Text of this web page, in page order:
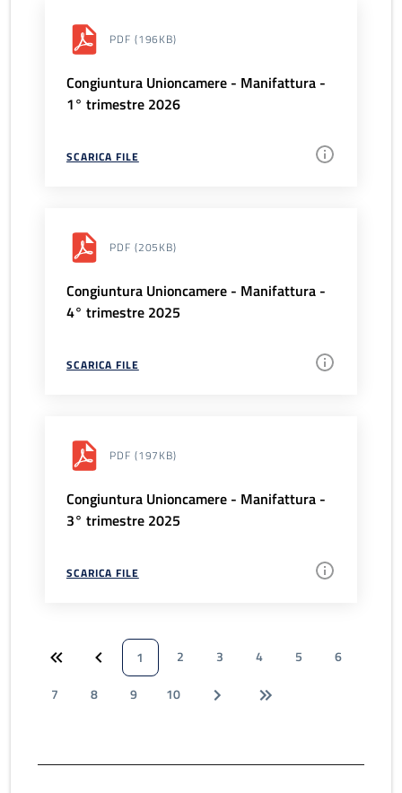
PDF (196KB)
Congiuntura Unioncamere - Manifattura -
1° trimestre 2026
SCARICA FILE
PDF (205KB)
Congiuntura Unioncamere - Manifattura -
4° trimestre 2025
SCARICA FILE
PDF (197KB)
Congiuntura Unioncamere - Manifattura -
3° trimestre 2025
SCARICA FILE
1 2 3 4 5
6
7
8 9 10